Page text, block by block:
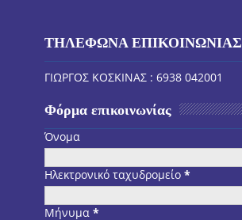
ΤΗΛΕΦΩΝΑ ΕΠΙΚΟΙΝΩΝΙΑΣ
ΓΙΩΡΓΟΣ ΚΟΣΚΙΝΑΣ : 6938 042001
Φόρμα επικοινωνίας
Όνομα
Ηλεκτρονικό ταχυδρομείο*
Μήνυμα*